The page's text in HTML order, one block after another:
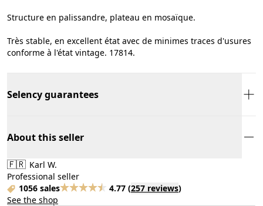
Structure en palissandre, plateau en mosaïque.
Très stable, en excellent état avec de minimes traces d'usures
conforme à l'état vintage. 17814.
Selency guarantees
About this seller
🇫🇷 Karl W.
Professional seller
1056 sales
4.77 (257 reviews)
See the shop